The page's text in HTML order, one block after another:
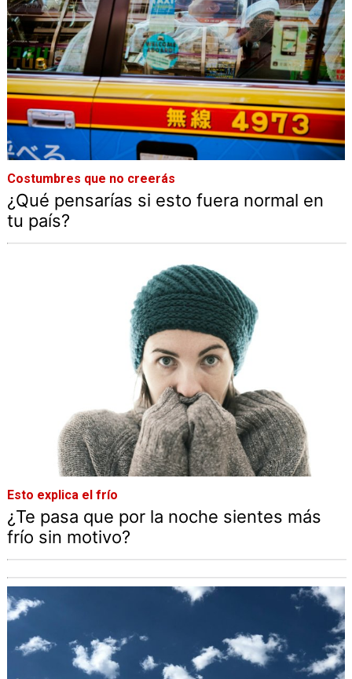
Costumbres que no creerás
¿Qué pensarías si esto fuera normal en
tu país?
Esto explica el frío
¿Te pasa que por la noche sientes más
frío sin motivo?